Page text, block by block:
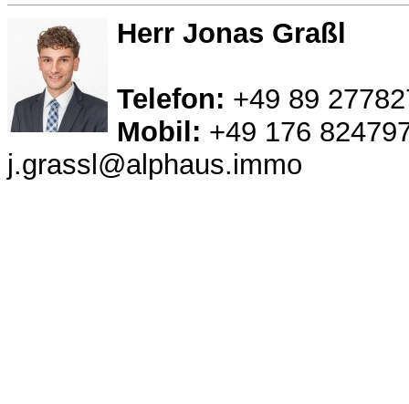
Herr Jonas Graßl
Telefon: +49 89
Mobil: +49 176
j.grassl@alphaus.immo